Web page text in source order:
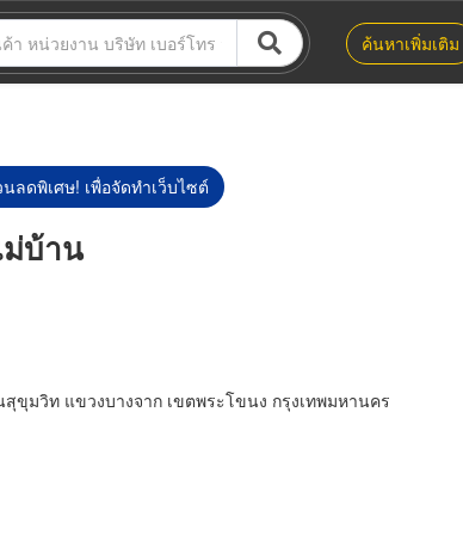
ค้นหาเพิ่มเติม
ลดพิเศษ! เพื่อจัดทำเว็บไซต์
บ้าน
มวิท แขวงบางจาก เขตพระโขนง กรุงเทพมหานคร